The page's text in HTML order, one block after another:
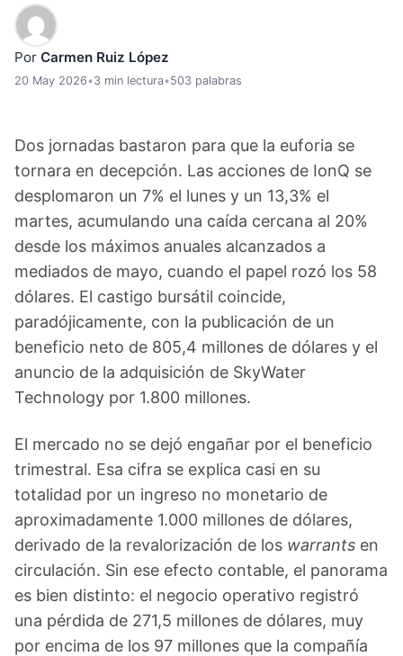
Por Carmen Ruiz López
20 May 2026•3 min lectura•503 palabras
Dos jornadas bastaron para que la euforia se
tornara en decepción. Las acciones de IonQ se
desplomaron un 7% el lunes y un 13,3% el
martes, acumulando una caída cercana al 20%
desde los máximos anuales alcanzados a
mediados de mayo, cuando el papel rozó los 58
dólares. El castigo bursátil coincide,
paradójicamente, con la publicación de un
beneficio neto de 805,4 millones de dólares y el
anuncio de la adquisición de SkyWater
Technology por 1.800 millones.
El mercado no se dejó engañar por el beneficio
trimestral. Esa cifra se explica casi en su
totalidad por un ingreso no monetario de
aproximadamente 1.000 millones de dólares,
derivado de la revalorización de los warrants en
circulación. Sin ese efecto contable, el panorama
es bien distinto: el negocio operativo registró
una pérdida de 271,5 millones de dólares, muy
por encima de los 97 millones que la compañía